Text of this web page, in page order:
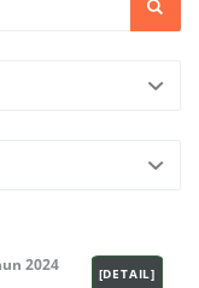
[DETAIL]
2024